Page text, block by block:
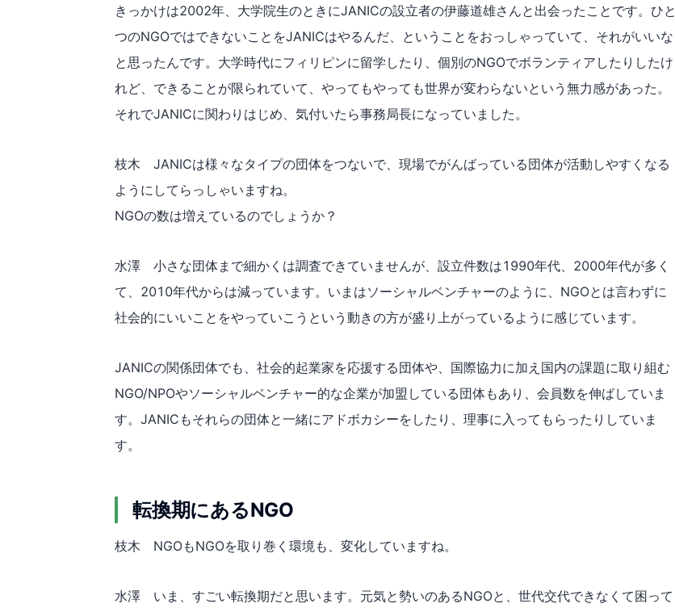
きっかけは2002年、大学院生のときにJANICの設立者の伊藤道雄さんと出会ったことです。ひと
つのNGOではできないことをJANICはやるんだ、ということをおっしゃっていて、それがいいな
と思ったんです。大学時代にフィリピンに留学したり、個別のNGOでボランティアしたりしたけ
れど、できることが限られていて、やってもやっても世界が変わらないという無力感があった。
それでJANICに関わりはじめ、気付いたら事務局長になっていました。
枝木 JANICは様々なタイプの団体をつないで、現場でがんばっている団体が活動しやすくなる
ようにしてらっしゃいますね。
NGOの数は増えているのでしょうか？
水澤 小さな団体まで細かくは調査できていませんが、設立件数は1990年代、2000年代が多く
て、2010年代からは減っています。いまはソーシャルベンチャーのように、NGOとは言わずに
社会的にいいことをやっていこうという動きの方が盛り上がっているように感じています。
JANICの関係団体でも、社会的起業家を応援する団体や、国際協力に加え国内の課題に取り組む
NGO/NPOやソーシャルベンチャー的な企業が加盟している団体もあり、会員数を伸ばしていま
す。JANICもそれらの団体と一緒にアドボカシーをしたり、理事に入ってもらったりしていま
す。
転換期にあるNGO
枝木 NGOもNGOを取り巻く環境も、変化していますね。
水澤 いま、すごい転換期だと思います。元気と勢いのあるNGOと、世代交代できなくて困って